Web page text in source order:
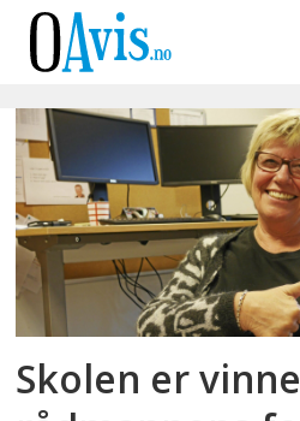
Emne:
jorunn
b
almaas
Skolen er